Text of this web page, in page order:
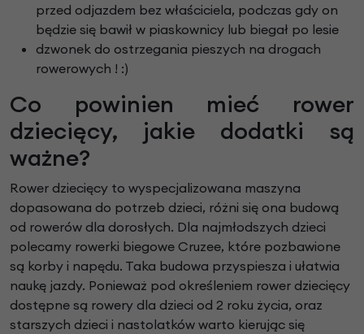
przed odjazdem bez właściciela, podczas gdy on
będzie się bawił w piaskownicy lub biegał po lesie
dzwonek do ostrzegania pieszych na drogach
rowerowych ! :)
Co powinien mieć rower
dziecięcy, jakie dodatki są
ważne?
Rower dziecięcy to wyspecjalizowana maszyna
dopasowana do potrzeb dzieci, różni się ona budową
od rowerów dla dorosłych. Dla najmłodszych dzieci
polecamy rowerki biegowe Cruzee, które pozbawione
są korby i napędu. Taka budowa przyspiesza i ułatwia
naukę jazdy. Ponieważ pod określeniem rower dziecięcy
dostępne są rowery dla dzieci od 2 roku życia, oraz
starszych dzieci i nastolatków warto kierując się